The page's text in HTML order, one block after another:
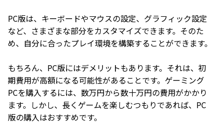
PC版は、キーボードやマウスの設定、グラフィック設定
など、さまざまな部分をカスタマイズできます。そのた
め、自分に合ったプレイ環境を構築することができます。
もちろん、PC版にはデメリットもあります。それは、初
期費用が高額になる可能性があることです。ゲーミング
PCを購入するには、数万円から数十万円の費用がかかり
ます。しかし、長くゲームを楽しむつもりであれば、PC
版の購入はおすすめです。